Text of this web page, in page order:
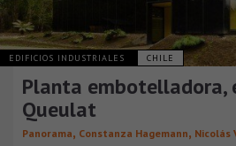
EDIFICIOS INDUSTRIALES CHILE
Planta embotelladora,
Queulat
Panorama, Constanza Hagemann, Nicolás